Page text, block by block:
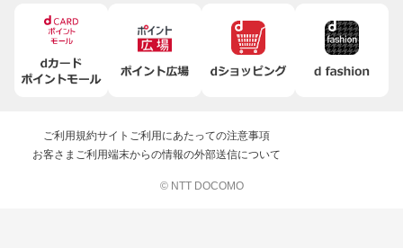
ご利用規約サイトご利用にあたっての注意事項
お客さまご利用端末からの情報の外部送信について
© NTT DOCOMO